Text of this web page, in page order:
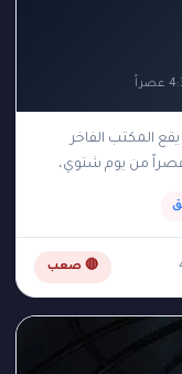
المكتب الفاخر
التنفيذي 'جلال ضياء'. في الساعة 4:30 عصراً من يوم شتوي،
🔴 صعب